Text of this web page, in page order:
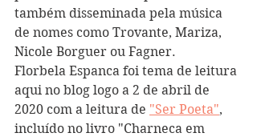
também disseminada pela música
de nomes como Trovante, Mariza,
Nicole Borguer ou Fagner.
Florbela Espanca foi tema de leitura
aqui no blog logo a 2 de abril de
2020 com a leitura de "Ser Poeta",
incluído no livro "Charneca em